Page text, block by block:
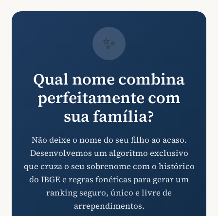
✨
Qual nome combina
perfeitamente com
sua família?
Não deixe o nome do seu filho ao acaso.
Desenvolvemos um algoritmo exclusivo
que cruza o seu sobrenome com o histórico
do IBGE e regras fonéticas para gerar um
ranking seguro, único e livre de
arrependimentos.